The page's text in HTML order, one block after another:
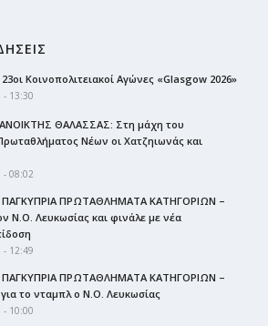
Κοινοπολιτειακοί Αγώνες «Glasgow 2026»
- 13:30
ΘΑΛΑΣΣΑΣ: Στη μάχη του
Νέων οι Χατζηιωνάς και
- 08:02
ΠΡΩΤΑΘΛΗΜΑΤΑ ΚΑΤΗΓΟΡΙΩΝ –
Ν.Ο. Λευκωσίας και φινάλε με νέα
- 12:49
ΠΡΩΤΑΘΛΗΜΑΤΑ ΚΑΤΗΓΟΡΙΩΝ –
το νταμπλ ο Ν.Ο. Λευκωσίας
- 10:00